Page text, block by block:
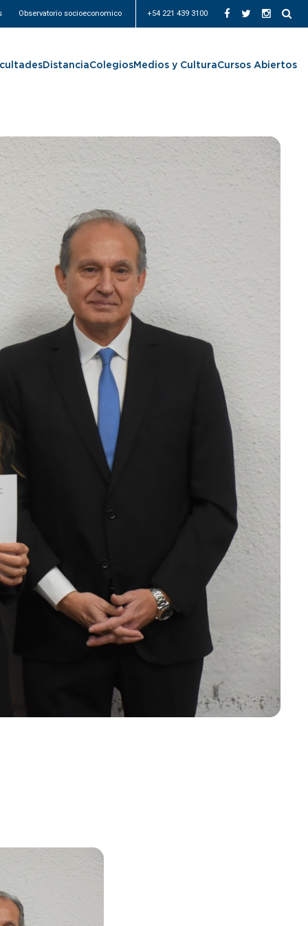
Observatorio socioeconomico +54 221 439 3100
DistanciaColegiosMedios y CulturaCursos Abiertos